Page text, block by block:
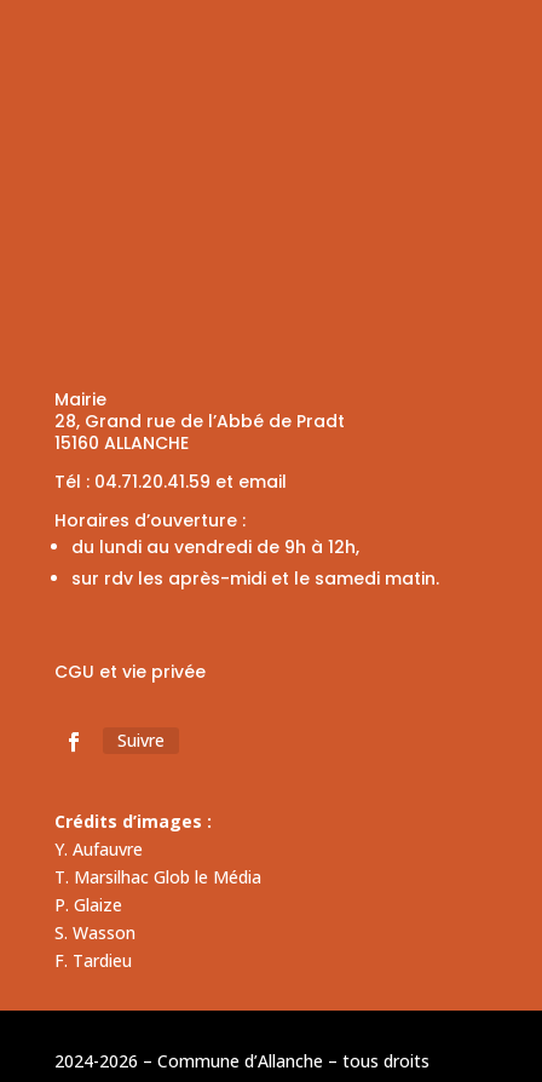
Mairie
28, Grand rue de l’Abbé de Pradt
15160 ALLANCHE
Tél : 04.71.20.41.59 et email
Horaires d’ouverture :
du lundi au vendredi de 9h à 12h,
sur rdv les après-midi et le samedi matin.
CGU et vie privée
Suivre
Crédits d’images :
Y. Aufauvre
T. Marsilhac Glob le Média
P. Glaize
S. Wasson
F. Tardieu
2024-2026 – Commune d’Allanche – tous droits